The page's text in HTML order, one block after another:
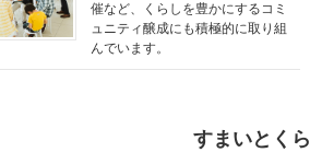
催など、くらしを豊かにするコミ
ュニティ醸成にも積極的に取り組
んでいます。
すまいとく